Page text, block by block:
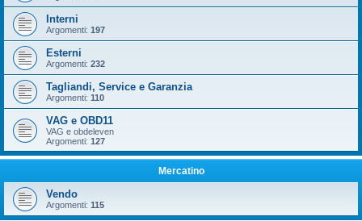
Interni
Argomenti: 197
Esterni
Argomenti: 232
Tagliandi, Service e Garanzia
Argomenti: 110
VAG e OBD11
VAG e obdeleven
Argomenti: 127
Mercatino
Vendo
Argomenti: 115